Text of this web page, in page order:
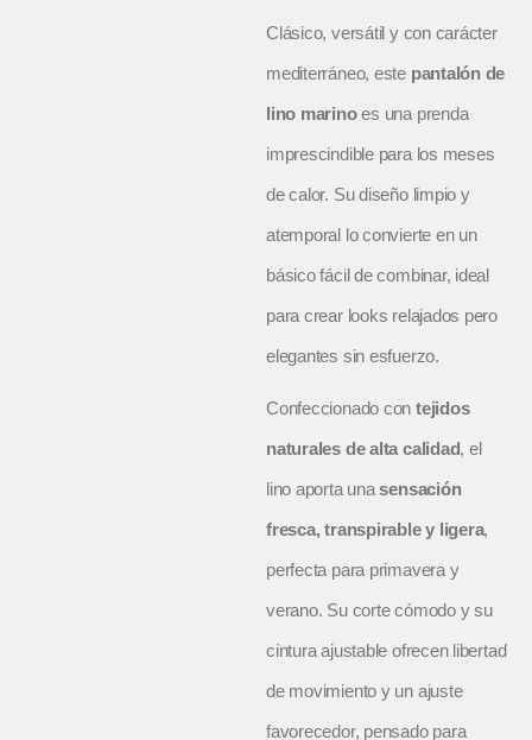
Clásico, versátil y con carácter
mediterráneo, este pantalón de
lino marinoes una prenda
imprescindible para los meses
de calor. Su diseño limpio y
atemporal lo convierte en un
básico fácil de combinar, ideal
para crear looks relajados pero
elegantes sin esfuerzo.
Confeccionado con tejidos
naturales de alta calidad, el
lino aporta unasensación
fresca, transpirable y ligera,
perfecta para primavera y
verano. Su corte cómodo y su
cintura ajustable ofrecen libertad
de movimiento y un ajuste
favorecedor, pensado para